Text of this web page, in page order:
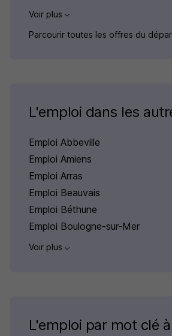
Voir plus
Parcourir toutes les offres du
L'emploi dans les
Emploi Abbeville
Emploi Amiens
Emploi Arras
Emploi Beauvais
Emploi Béthune
Emploi Boulogne-sur-Mer
Voir plus
L'emploi par mot clé